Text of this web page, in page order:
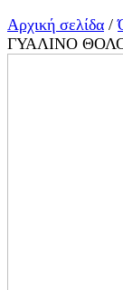
Αρχική σελίδα /
ΓΥΑΛΙΝΟ